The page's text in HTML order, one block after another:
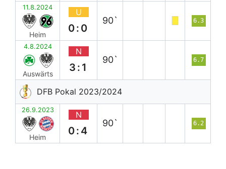
11.8.2024
Heim
U
0:0
90` 6.3
4.8.2024
Auswärts
N
3:1
90` 6.7
DFB Pokal 2023/2024
26.9.2023
Heim
N
0:4
90` 6.2